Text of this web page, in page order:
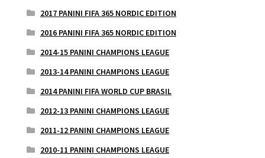
2017 PANINI FIFA 365 NORDIC EDITION
2016 PANINI FIFA 365 NORDIC EDITION
2014-15 PANINI CHAMPIONS LEAGUE
2013-14 PANINI CHAMPIONS LEAGUE
2014 PANINI FIFA WORLD CUP BRASIL
2012-13 PANINI CHAMPIONS LEAGUE
2011-12 PANINI CHAMPIONS LEAGUE
2010-11 PANINI CHAMPIONS LEAGUE